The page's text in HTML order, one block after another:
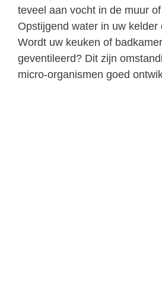
teveel aan vocht in de muur
Opstijgend water in uw kelder
Wordt uw keuken of
geventileerd? Dit zijn
micro-organismen goed